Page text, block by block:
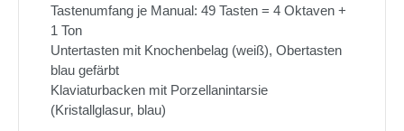
Tastenumfang je Manual: 49 Tasten = 4 Oktaven +
1 Ton
Untertasten mit Knochenbelag (weiß), Obertasten
blau gefärbt
Klaviaturbacken mit Porzellanintarsie
(Kristallglasur, blau)